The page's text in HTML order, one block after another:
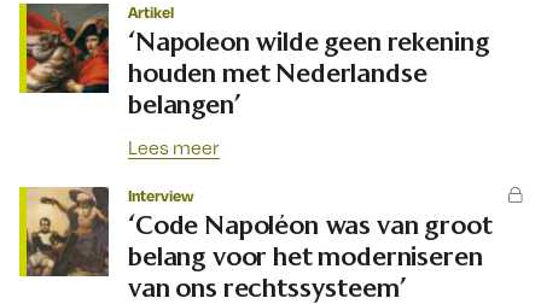
Artikel
​‘Napoleon wilde geen rekening
houden met Nederlandse
belangen’
Lees meer
Interview
‘Code Napoléon was van groot
belang voor het moderniseren
van ons rechtssysteem’